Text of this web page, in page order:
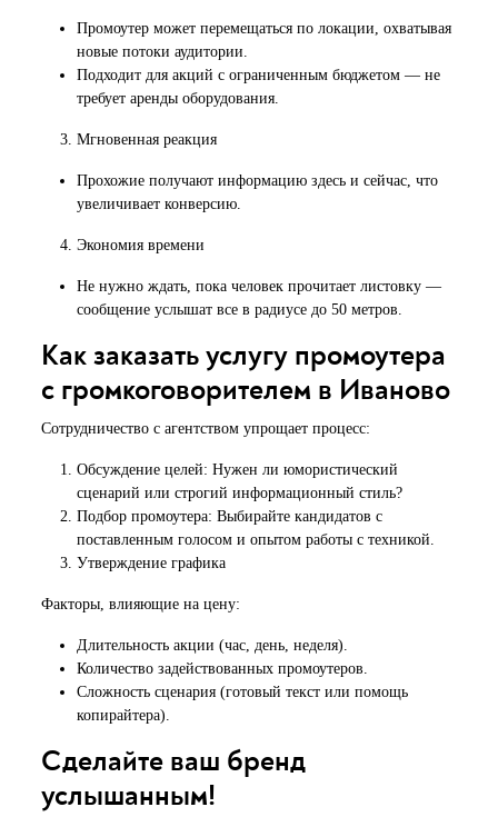
Промоутер может перемещаться по локации, охватывая
новые потоки аудитории.
Подходит для акций с ограниченным бюджетом — не
требует аренды оборудования.
Мгновенная реакция
Прохожие получают информацию здесь и сейчас, что
увеличивает конверсию.
Экономия времени
Не нужно ждать, пока человек прочитает листовку —
сообщение услышат все в радиусе до 50 метров.
Как заказать услугу промоутера
с громкоговорителем в Иваново
Сотрудничество с агентством упрощает процесс:
Обсуждение целей: Нужен ли юмористический
сценарий или строгий информационный стиль?
Подбор промоутера: Выбирайте кандидатов с
поставленным голосом и опытом работы с техникой.
Утверждение графика
Факторы, влияющие на цену:
Длительность акции (час, день, неделя).
Количество задействованных промоутеров.
Сложность сценария (готовый текст или помощь
копирайтера).
Сделайте ваш бренд
услышанным!